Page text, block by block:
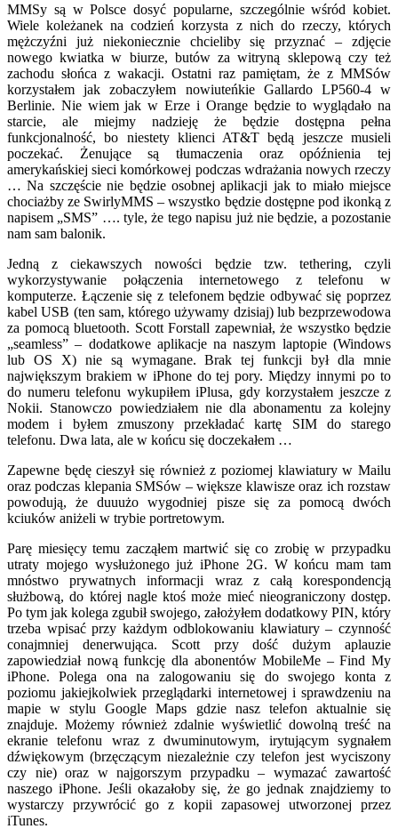
MMSy są w Polsce dosyć popularne, szczególnie wśród kobiet.
Wiele koleżanek na codzień korzysta z nich do rzeczy, których
mężczyźni już niekoniecznie chcieliby się przyznać – zdjęcie
nowego kwiatka w biurze, butów za witryną sklepową czy też
zachodu słońca z wakacji. Ostatni raz pamiętam, że z MMSów
korzystałem jak zobaczyłem nowiuteńkie Gallardo LP560-4 w
Berlinie. Nie wiem jak w Erze i Orange będzie to wyglądało na
starcie, ale miejmy nadzieję że będzie dostępna pełna
funkcjonalność, bo niestety klienci AT&T będą jeszcze musieli
poczekać. Żenujące są tłumaczenia oraz opóźnienia tej
amerykańskiej sieci komórkowej podczas wdrażania nowych rzeczy
… Na szczęście nie będzie osobnej aplikacji jak to miało miejsce
chociażby ze SwirlyMMS – wszystko będzie dostępne pod ikonką z
napisem „SMS” …. tyle, że tego napisu już nie będzie, a pozostanie
nam sam balonik.
Jedną z ciekawszych nowości będzie tzw. tethering, czyli
wykorzystywanie połączenia internetowego z telefonu w
komputerze. Łączenie się z telefonem będzie odbywać się poprzez
kabel USB (ten sam, którego używamy dzisiaj) lub bezprzewodowa
za pomocą bluetooth. Scott Forstall zapewniał, że wszystko będzie
„seamless” – dodatkowe aplikacje na naszym laptopie (Windows
lub OS X) nie są wymagane. Brak tej funkcji był dla mnie
największym brakiem w iPhone do tej pory. Między innymi po to
do numeru telefonu wykupiłem iPlusa, gdy korzystałem jeszcze z
Nokii. Stanowczo powiedziałem nie dla abonamentu za kolejny
modem i byłem zmuszony przekładać kartę SIM do starego
telefonu. Dwa lata, ale w końcu się doczekałem …
Zapewne będę cieszył się również z poziomej klawiatury w Mailu
oraz podczas klepania SMSów – większe klawisze oraz ich rozstaw
powodują, że duuużo wygodniej pisze się za pomocą dwóch
kciuków aniżeli w trybie portretowym.
Parę miesięcy temu zacząłem martwić się co zrobię w przypadku
utraty mojego wysłużonego już iPhone 2G. W końcu mam tam
mnóstwo prywatnych informacji wraz z całą korespondencją
służbową, do której nagle ktoś może mieć nieograniczony dostęp.
Po tym jak kolega zgubił swojego, założyłem dodatkowy PIN, który
trzeba wpisać przy każdym odblokowaniu klawiatury – czynność
conajmniej denerwująca. Scott przy dość dużym aplauzie
zapowiedział nową funkcję dla abonentów MobileMe – Find My
iPhone. Polega ona na zalogowaniu się do swojego konta z
poziomu jakiejkolwiek przeglądarki internetowej i sprawdzeniu na
mapie w stylu Google Maps gdzie nasz telefon aktualnie się
znajduje. Możemy również zdalnie wyświetlić dowolną treść na
ekranie telefonu wraz z dwuminutowym, irytującym sygnałem
dźwiękowym (brzęczącym niezależnie czy telefon jest wyciszony
czy nie) oraz w najgorszym przypadku – wymazać zawartość
naszego iPhone. Jeśli okazałoby się, że go jednak znajdziemy to
wystarczy przywrócić go z kopii zapasowej utworzonej przez
iTunes.